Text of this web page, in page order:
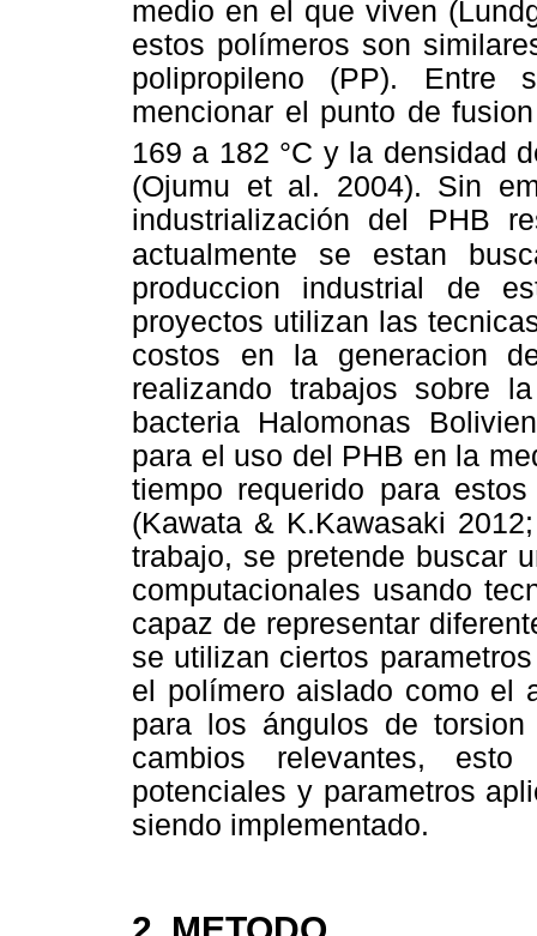
medio en el que viven
estos polímeros son
polipropileno (PP). Entre
mencionar el punto de
169 a 182 °C y la densidad
(Ojumu et al. 2004). Sin
industrialización del PHB
actualmente se estan
produccion industrial de
proyectos utilizan las
costos en la generacion
realizando trabajos sobre
bacteria Halomonas
para el uso del PHB en la
tiempo requerido para
(Kawata & K.Kawasaki
trabajo, se pretende buscar
computacionales usando
capaz de representar
se utilizan ciertos
el polímero aislado como el
para los ángulos de
cambios relevantes,
potenciales y parametros
siendo implementado.